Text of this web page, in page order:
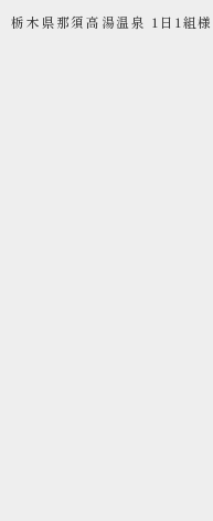
栃木県那須高湯温泉 1日1組